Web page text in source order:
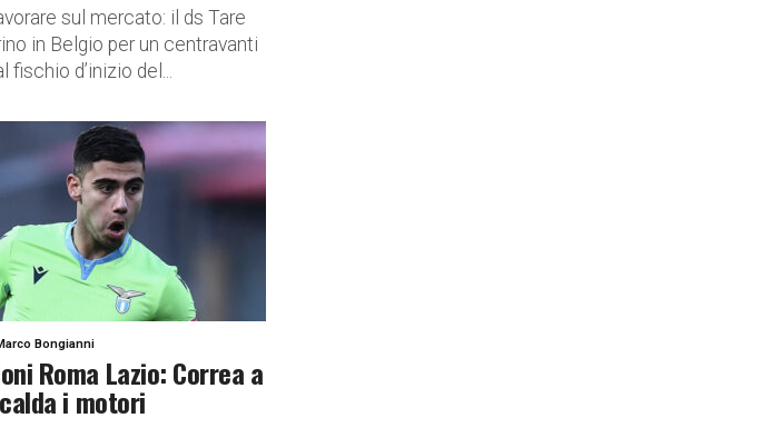
sul mercato: il ds Tare
in Belgio per un centravanti
fischio d’inizio del...
Bongianni
Roma Lazio: Correa a
i motori